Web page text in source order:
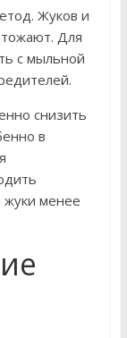
Жуков и
Для
с мыльной
снизить
в
жуки менее